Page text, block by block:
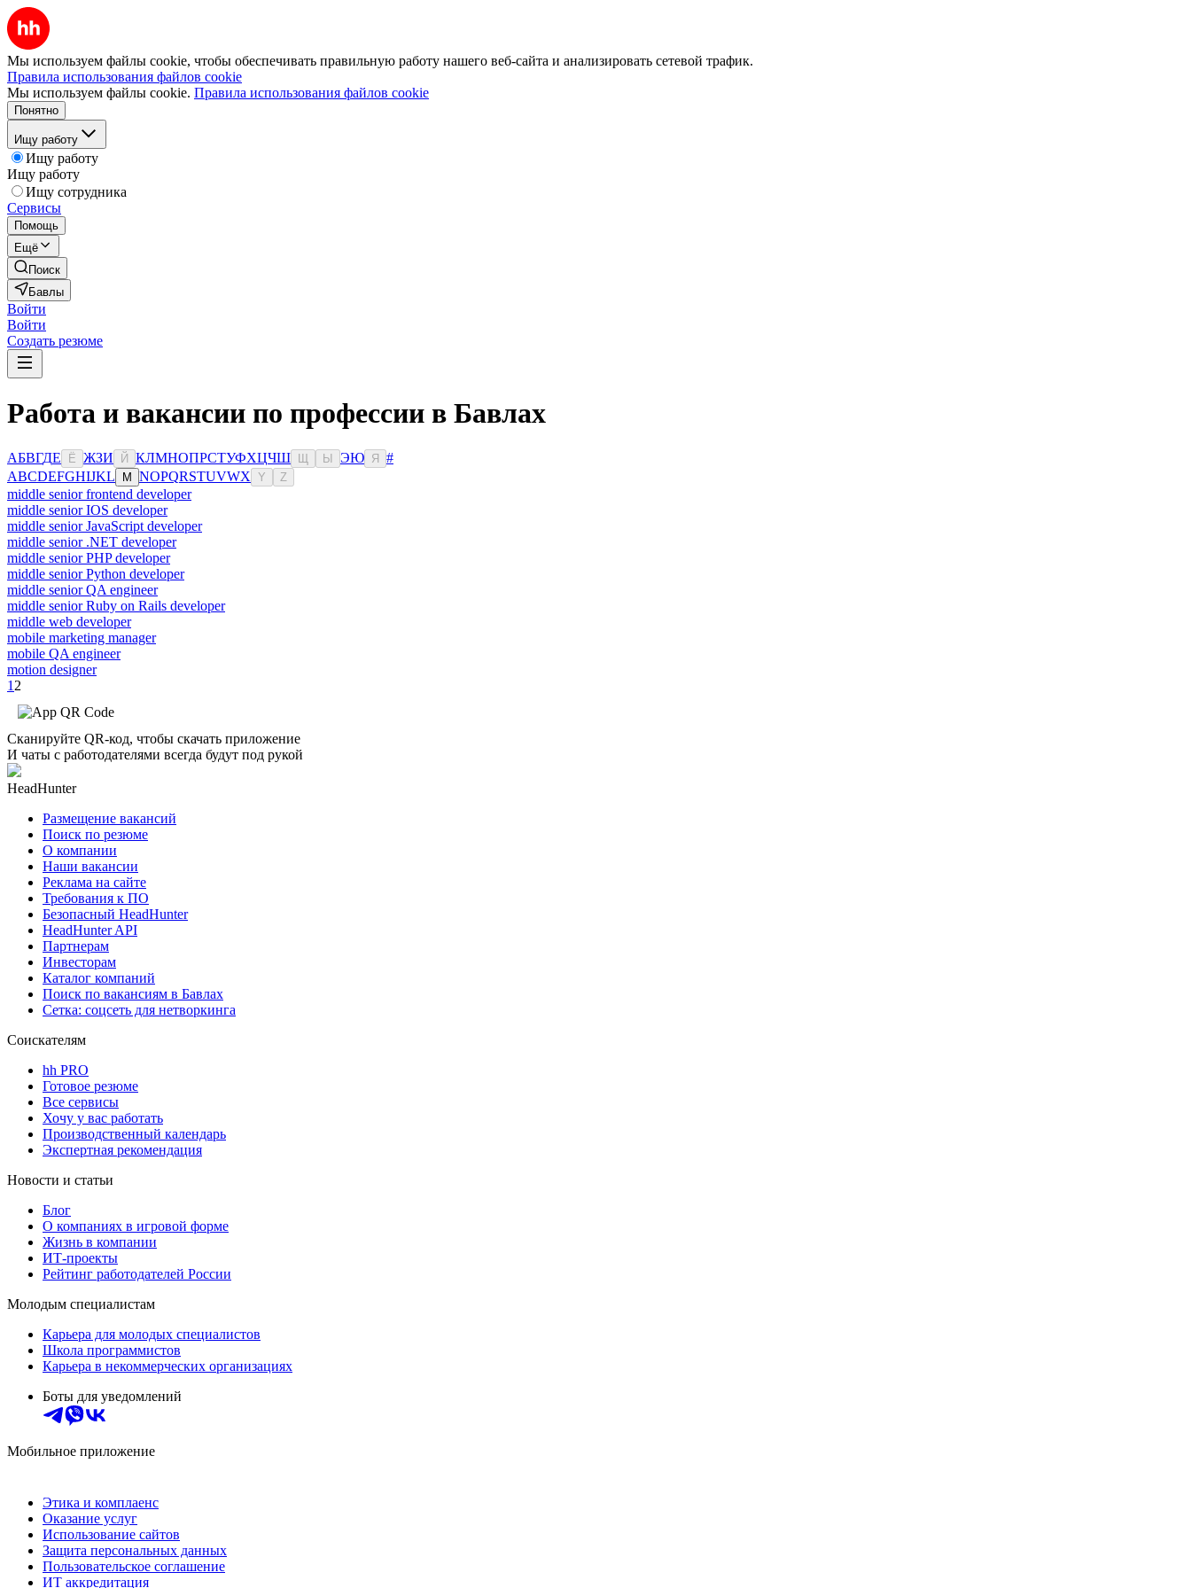
Мы используем файлы cookie, чтобы обеспечивать правильную работу нашего веб-сайта и анализировать сетевой трафик.
Правила использования файлов cookie
Мы используем файлы cookie. Правила использования файлов cookie
Понятно
Ищу работу
Ищу работу
Ищу работу
Ищу сотрудника
Сервисы
Помощь
Ещё
Поиск
Бавлы
Войти
Войти
Создать резюме
Работа и вакансии по профессии в Бавлах
АБВГДЕ Ё ЖЗИ Й КЛМНОПРСТУФХЦЧШ Ы ЭЮ Я
#
ABCDEFGHIJKL M NOPQRSTUVWX Y Z
middle senior frontend developer
middle senior IOS developer
middle senior JavaScript developer
middle senior .NET developer
middle senior PHP developer
middle senior Python developer
middle senior QA engineer
middle senior Ruby on Rails developer
middle web developer
mobile marketing manager
mobile QA engineer
motion designer
1 2
Сканируйте QR-код, чтобы скачать приложение
И чаты с работодателями всегда будут под рукой
HeadHunter
Размещение вакансий
Поиск по резюме
О компании
Наши вакансии
Реклама на сайте
Требования к ПО
Безопасный HeadHunter
HeadHunter API
Партнерам
Инвесторам
Каталог компаний
Поиск по вакансиям в Бавлах
Сетка: соцсеть для нетворкинга
Соискателям
hh PRO
Готовое резюме
Все сервисы
Хочу у вас работать
Производственный календарь
Экспертная рекомендация
Новости и статьи
Блог
О компаниях в игровой форме
Жизнь в компании
ИТ-проекты
Рейтинг работодателей России
Молодым специалистам
Карьера для молодых специалистов
Школа программистов
Карьера в некоммерческих организациях
Боты для уведомлений
Мобильное приложение
Этика и комплаенс
Оказание услуг
Использование сайтов
Защита персональных данных
Пользовательское соглашение
ИТ аккредитация